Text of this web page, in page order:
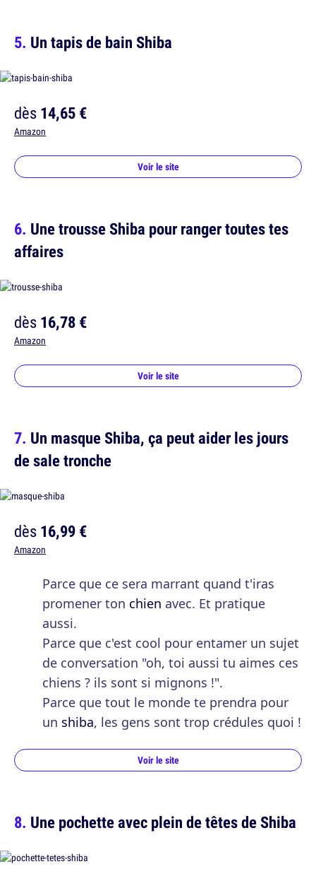
Un tapis de bain Shiba
dès14,65 €
Amazon
Voir le site
Une trousse Shiba pour ranger toutes tes
affaires
dès16,78 €
Amazon
Voir le site
Un masque Shiba, ça peut aider les jours
de sale tronche
dès16,99 €
Amazon
Parce que ce sera marrant quand t'iras
promener ton chien avec. Et pratique
aussi.
Parce que c'est cool pour entamer un sujet
de conversation "oh, toi aussi tu aimes ces
chiens ? ils sont si mignons !".
Parce que tout le monde te prendra pour
un shiba, les gens sont trop crédules quoi !
Voir le site
Une pochette avec plein de têtes de Shiba